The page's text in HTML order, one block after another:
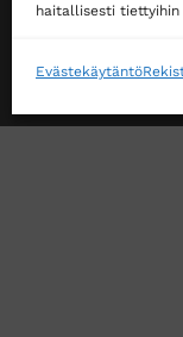
haitallisesti tiettyihin
Evästekäytäntö